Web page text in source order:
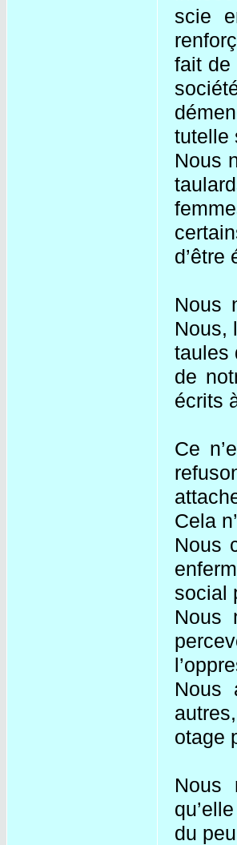
scie
fait de
tutelle
Nous
Nous
Nous,
taules
de
écrits
Ce
Cela
Nous
social
Nous
Nous
otage
Nous
du